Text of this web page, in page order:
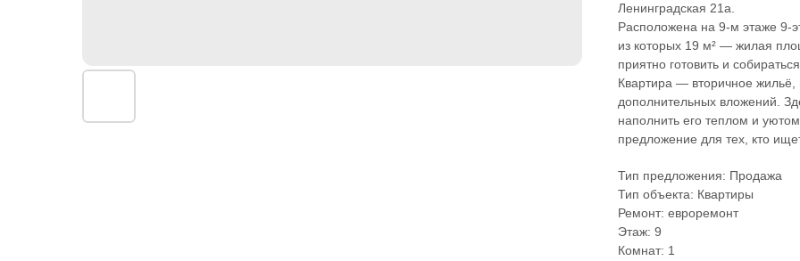
Ленинградская 21а.
Расположена на 9-м этаже 9-
из которых 19 м² — жилая
приятно готовить и
Квартира — вторичное жильё,
дополнительных вложений.
наполнить его теплом и
предложение для тех, кто
Тип предложения: Продажа
Тип объекта: Квартиры
Ремонт: евроремонт
Этаж: 9
Комнат: 1